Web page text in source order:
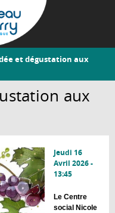
et dégustation aux
aux
Jeudi 16
Avril 2026 -
13:45
Le Centre
social Nicole